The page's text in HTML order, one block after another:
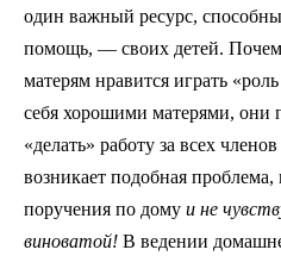
один важный ресурс,
помощь, — своих детей.
матерям нравится играть
себя хорошими матерями, они
«делать» работу за всех
возникает подобная проблема,
поручения по дому и не
виноватой! В ведении